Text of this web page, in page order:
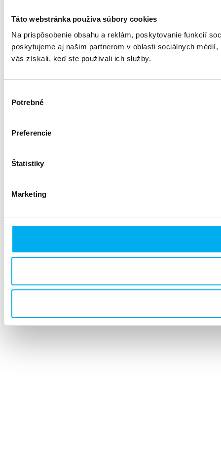
Táto webstránka používa súbory cookies
Na prispôsobenie obsahu a reklám, poskytovanie funkcií
poskytujeme aj našim partnerom v oblasti sociálnych
vás získali, keď ste používali ich služby.
súhlasu
Potrebné
Preferencie
Štatistiky
Marketing